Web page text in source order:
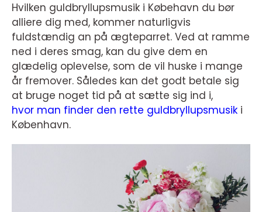
Hvilken guldbryllupsmusik i Købehavn du bør
alliere dig med, kommer naturligvis
fuldstændig an på ægteparret. Ved at ramme
ned i deres smag, kan du give dem en
glædelig oplevelse, som de vil huske i mange
år fremover. Således kan det godt betale sig
at bruge noget tid på at sætte sig ind i,
hvor man finder den rette guldbryllupsmusik i
København.